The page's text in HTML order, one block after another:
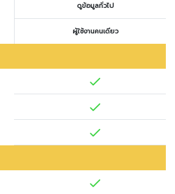
ดูข้อมูลทั่วไป
ผู้ใช้งานคนเดียว